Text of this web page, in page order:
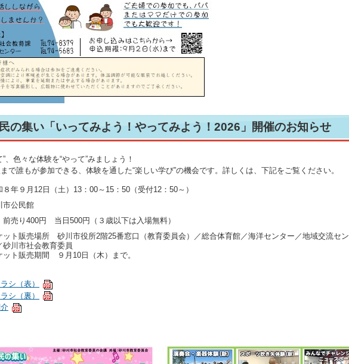
の集い「いってみよう！やってみよう！2026」開催のお知らせ
、色々な体験を“やって”みましょう！
で誰もが参加できる、体験を通した“楽しい学び”の機会です。詳しくは、下記をご覧ください。
年９月12日（土）13：00～15：50（受付12：50～）
公民館
売り400円 当日500円（３歳以下は入場無料）
ット販売場所 砂川市役所2階25番窓口（教育委員会）／総合体育館／海洋センター／地域交流セン
砂川市社会教育委員
ット販売期間 ９月10日（木）まで。
シ（表）
シ（裏）